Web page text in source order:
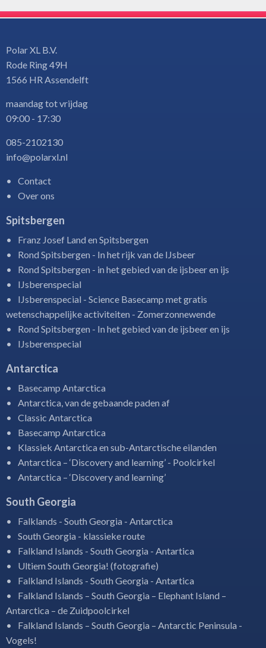
Polar XL B.V.
Rode Ring 49H
1566 HR Assendelft
maandag tot vrijdag
09:00 - 17:30
085-2102130
info@polarxl.nl
Contact
Over ons
Spitsbergen
Franz Josef Land en Spitsbergen
Rond Spitsbergen - In het rijk van de IJsbeer
Rond Spitsbergen - in het gebied van de ijsbeer en ijs
IJsberenspecial
IJsberenspecial - Science Basecamp met gratis
wetenschappelijke activiteiten - Zomerzonnewende
Rond Spitsbergen - In het gebied van de ijsbeer en ijs
IJsberenspecial
Antarctica
Basecamp Antarctica
Antarctica, van de gebaande paden af
Classic Antarctica
Basecamp Antarctica
Klassiek Antarctica en sub-Antarctische eilanden
Antarctica – ‘Discovery and learning’ - Poolcirkel
Antarctica – ‘Discovery and learning’
South Georgia
Falklands - South Georgia - Antarctica
South Georgia - klassieke route
Falkland Islands - South Georgia - Antartica
Ultiem South Georgia! (fotografie)
Falkland Islands - South Georgia - Antartica
Falkland Islands – South Georgia – Elephant Island –
Antarctica – de Zuidpoolcirkel
Falkland Islands – South Georgia – Antarctic Peninsula -
Vogels!